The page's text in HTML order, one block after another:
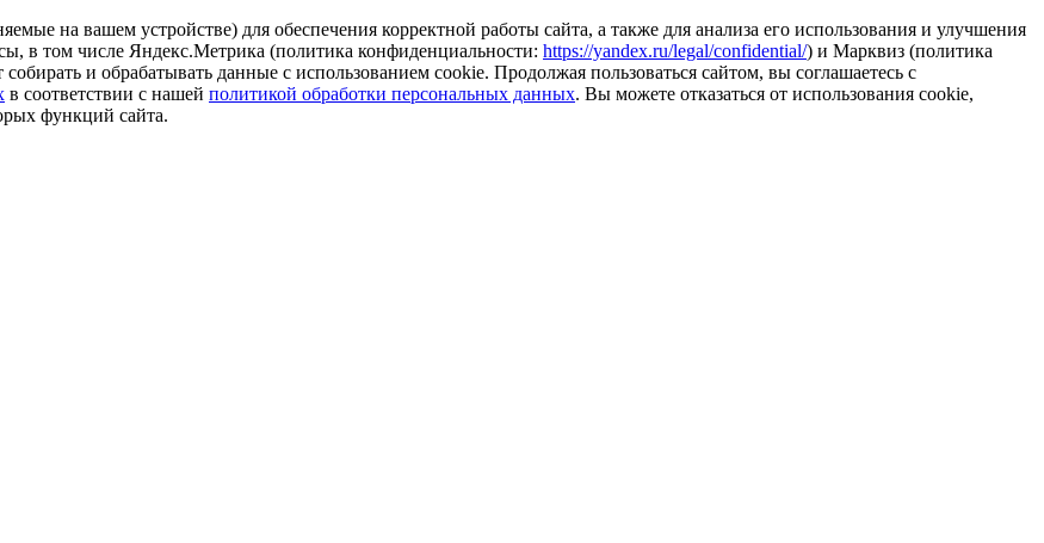
на вашем устройстве) для обеспечения корректной работы сайта, а также для анализа его использования и улучшения
в том числе Яндекс.Метрика (политика конфиденциальности: https://yandex.ru/legal/confidential/) и Марквиз (политика
собирать и обрабатывать данные с использованием cookie. Продолжая пользоваться сайтом, вы соглашаетесь с
в соответствии с нашей политикой обработки персональных данных. Вы можете отказаться от использования cookie,
функций сайта.